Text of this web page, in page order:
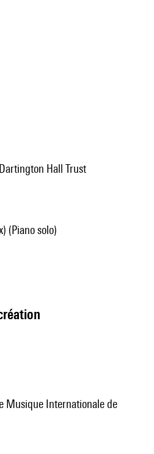
Hall Trust
(Piano solo)